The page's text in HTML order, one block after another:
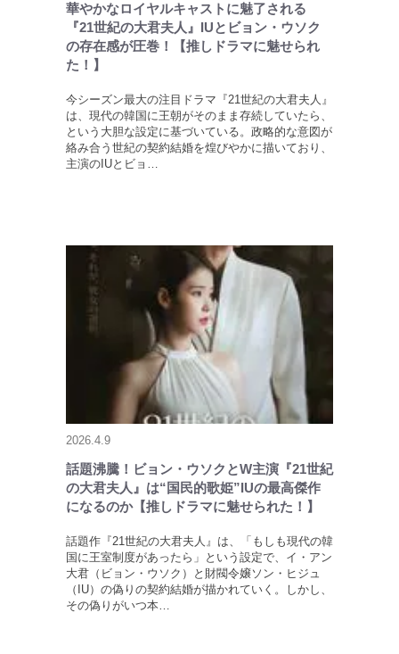
華やかなロイヤルキャストに魅了される
『21世紀の大君夫人』IUとビョン・ウソク
の存在感が圧巻！【推しドラマに魅せられ
た！】
今シーズン最大の注目ドラマ『21世紀の大君夫人』
は、現代の韓国に王朝がそのまま存続していたら、
という大胆な設定に基づいている。政略的な意図が
絡み合う世紀の契約結婚を煌びやかに描いており、
主演のIUとビョ…
2026.4.9
話題沸騰！ビョン・ウソクとW主演『21世紀
の大君夫人』は“国民的歌姫”IUの最高傑作
になるのか【推しドラマに魅せられた！】
話題作『21世紀の大君夫人』は、「もしも現代の韓
国に王室制度があったら」という設定で、イ・アン
大君（ビョン・ウソク）と財閥令嬢ソン・ヒジュ
（IU）の偽りの契約結婚が描かれていく。しかし、
その偽りがいつ本…